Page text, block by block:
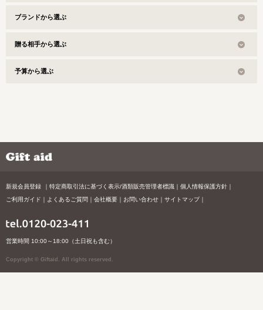
ブランドから選ぶ
贈る相手から選ぶ
予算から選ぶ
新規会員登録 特定商取引法に基づく表示/酒類販売管理者標識
個人情報保護方針
ご利用ガイド
よくあるご質問 会社概要 お問い合わせ サイトマップ
営業時間 10:00～18:00（土日祝も含む）
Copyright © Giftaid. All rights reserved.